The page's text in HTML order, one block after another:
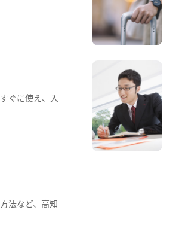
ぐに使え、入
法など、高知